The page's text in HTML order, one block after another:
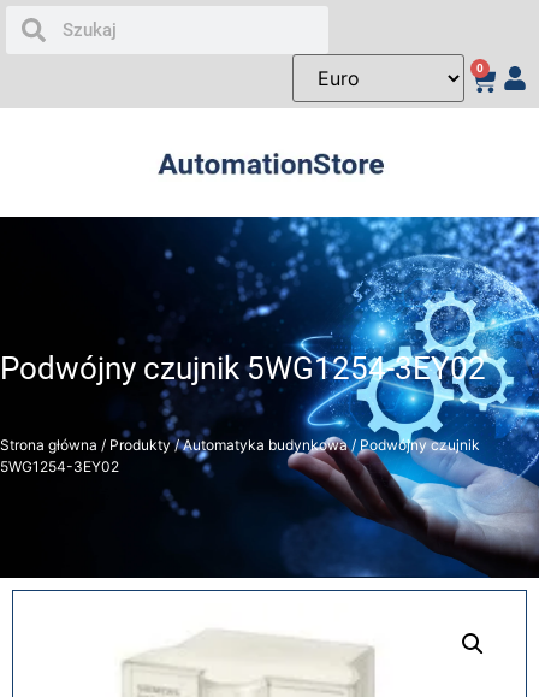
0
Podwójny czujnik 5WG1254-3EY02
Strona główna / Produkty/Automatyka budynkowa/ Podwójny czujnik
5WG1254-3EY02